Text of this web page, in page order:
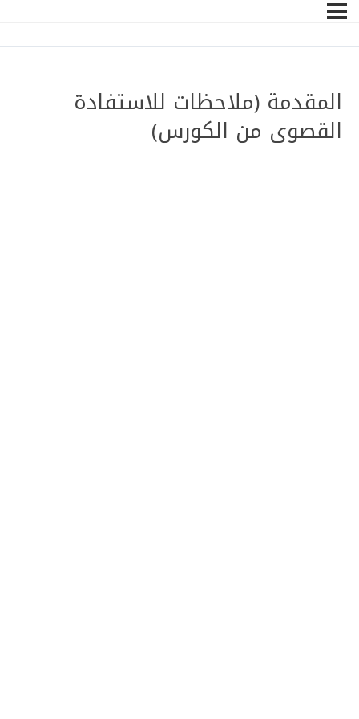
المقدمة (ملاحظات للاستفادة
القصوى من الكورس)